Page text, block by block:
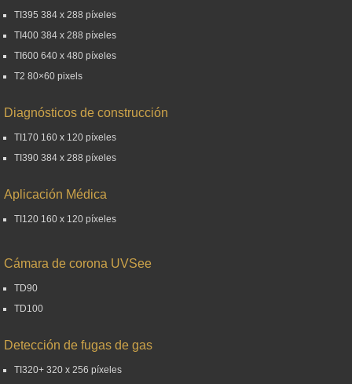
TI395 384 x 288 píxeles
TI400 384 x 288 píxeles
TI600 640 x 480 píxeles
T2 80×60 pixels
Diagnósticos de construcción
TI170 160 x 120 píxeles
TI390 384 x 288 píxeles
Aplicación Médica
TI120 160 x 120 píxeles
Cámara de corona UVSee
TD90
TD100
Detección de fugas de gas
TI320+ 320 x 256 píxeles